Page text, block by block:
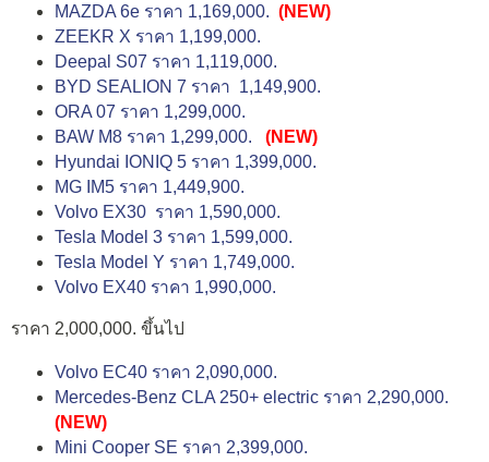
MAZDA 6e ราคา 1,169,000. (NEW)
ZEEKR X ราคา 1,199,000.
Deepal S07 ราคา 1,119,000.
BYD SEALION 7 ราคา 1,149,900.
ORA 07 ราคา 1,299,000.
BAW M8 ราคา 1,299,000.
(NEW)
Hyundai IONIQ 5 ราคา 1,399,000.
MG IM5 ราคา 1,449,900.
Volvo EX30 ราคา 1,590,000.
Tesla Model 3 ราคา 1,599,000.
Tesla Model Y ราคา 1,749,000.
Volvo EX40 ราคา 1,990,000.
ราคา 2,000,000. ขึ้นไป
Volvo EC40 ราคา 2,090,000.
Mercedes-Benz CLA 250+ electric ราคา 2,290,000.
(NEW)
Mini Cooper SE ราคา 2,399,000.